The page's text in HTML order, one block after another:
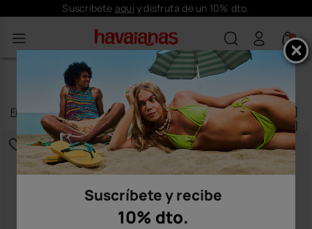
Envío gratis en todos tus pedidos
0
CALZADO MUJER
373 productos|
Filtraryordenar
Suscríbete y recibe
10% dto.